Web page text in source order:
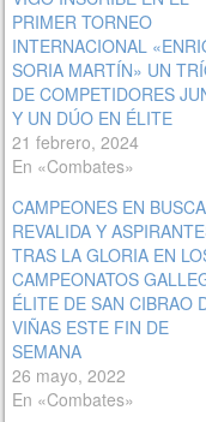
PRIMER TORNEO
INTERNACIONAL
SORIA MARTÍN» UN
DE COMPETIDORES
Y UN DÚO EN ÉLITE
21 febrero, 2024
En «Combates»
CAMPEONES EN
REVALIDA Y
TRAS LA GLORIA EN
CAMPEONATOS
ÉLITE DE SAN CIBRAO
VIÑAS ESTE FIN DE
SEMANA
26 mayo, 2022
En «Combates»